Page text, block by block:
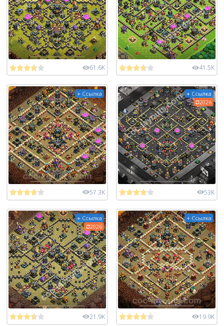
61.6K 41.5K
+ Ссылка
57.3K
+ Ссылка
2026
53K
+ Ссылка
2026
21.9K
+ Ссылка
19.9K